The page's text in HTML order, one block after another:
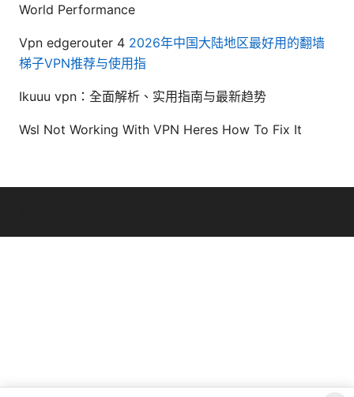
World Performance
Vpn edgerouter 4 2026年中国大陆地区最好用的翻墙
梯子VPN推荐与使用指
Ikuuu vpn：全面解析、实用指南与最新趋势
Wsl Not Working With VPN Heres How To Fix It